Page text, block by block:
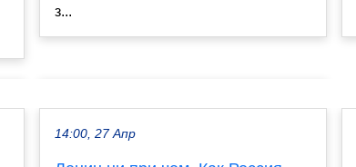
з...
14:00, 27 Апр